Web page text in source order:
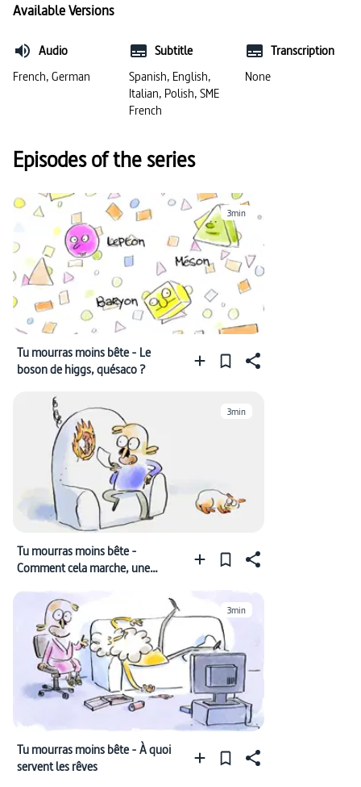
Available Versions
Audio
French, German
Subtitle
Spanish, English,
Italian, Polish, SME
French
Transcription
None
Episodes of the series
3min
Tu mourras moins bête - Le
boson de higgs, quésaco ?
3min
Tu mourras moins bête -
Comment cela marche, une
3min
Tu mourras moins bête - À quoi
servent les rêves